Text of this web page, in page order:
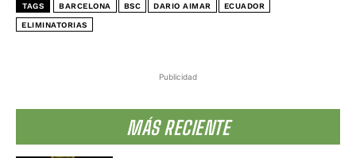
Publicidad
MÁS RECIENTE
TAGS BARCELONA BSC DARIO AIMAR ECUADOR
ELIMINATORIAS